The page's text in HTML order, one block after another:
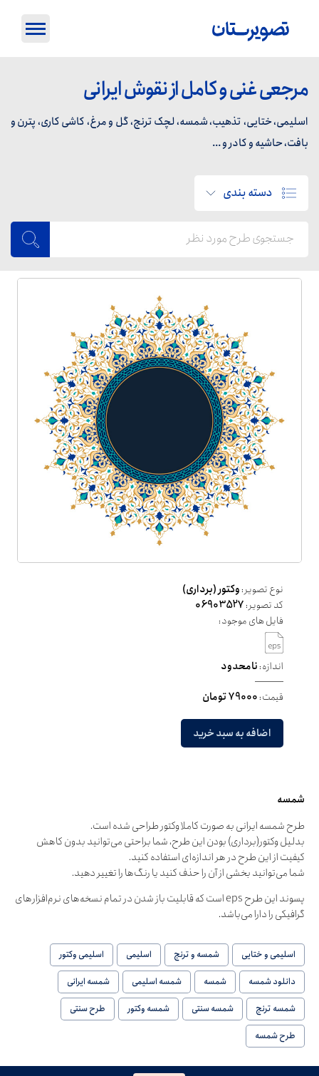
مرجعی غنی و کامل از نقوش ایرانی
اسلیمی، ختایی، تذهیب، شمسه، لچک ترنج، گل و مرغ، کاشی کاری، پترن و
بافت، حاشیه و کادر و ...
دسته بندی
نوع تصویر:وکتور (برداری)
کد تصویر:06903527
فایل های موجود:
اندازه:نامحدود
قیمت:79000 تومان
اضافه به سبد خرید
شمسه
طرح شمسه ایرانی به صورت کاملا وکتور طراحی شده است.
بدلیل وکتور(برداری) بودن این طرح، شما براحتی می‌توانید بدون کاهش
کیفیت از این طرح در هر اندازه‌ای استفاده کنید.
شما می‌توانید بخشی از آن را حذف کنید یا رنگ‌ها را تغییر دهید.
پسوند این طرح eps است که قابلیت باز شدن در تمام نسخه‌های نرم‌افزارهای
گرافیکی را دارا می‌باشد.
اسلیمی و ختایی شمسه و ترنج اسلیمی
اسلیمی وکتور
دانلود شمسه
شمسه شمسه اسلیمی
شمسه ایرانی
شمسه ترنج
شمسه سنتی شمسه وکتور
طرح سنتی
طرح شمسه